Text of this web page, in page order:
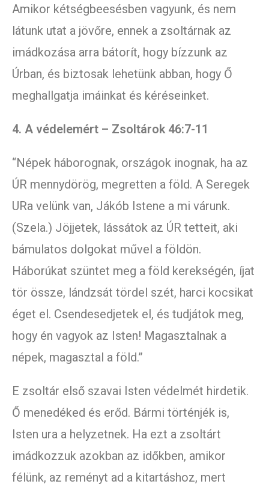
Amikor kétségbeesésben vagyunk, és nem
látunk utat a jövőre, ennek a zsoltárnak az
imádkozása arra bátorít, hogy bízzunk az
Úrban, és biztosak lehetünk abban, hogy Ő
meghallgatja imáinkat és kéréseinket.
4. A védelemért – Zsoltárok 46:7-11
“Népek háborognak, országok inognak, ha az
ÚR mennydörög, megretten a föld. A Seregek
URa velünk van, Jákób Istene a mi várunk.
(Szela.) Jöjjetek, lássátok az ÚR tetteit, aki
bámulatos dolgokat művel a földön.
Háborúkat szüntet meg a föld kerekségén, íjat
tör össze, lándzsát tördel szét, harci kocsikat
éget el. Csendesedjetek el, és tudjátok meg,
hogy én vagyok az Isten! Magasztalnak a
népek, magasztal a föld.”
E zsoltár első szavai Isten védelmét hirdetik.
Ő menedéked és erőd. Bármi történjék is,
Isten ura a helyzetnek. Ha ezt a zsoltárt
imádkozzuk azokban az időkben, amikor
félünk, az reményt ad a kitartáshoz, mert